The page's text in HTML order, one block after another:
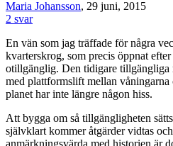
Maria Johansson, 29 juni, 2015
2 svar
En vän som jag träffade för några
kvarterskrog, som precis öppnat
otillgänglig. Den tidigare tillgängliga
med plattformslift mellan våningarna
planet har inte längre någon hiss.
Att bygga om så tillgängligheten
självklart kommer åtgärder vidtas
anmärkningsvärda med historien är